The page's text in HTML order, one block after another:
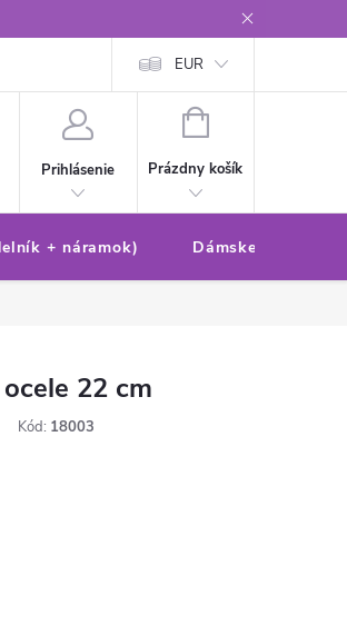
Ochrana osobných údajov
EUR
Prihlásenie
NÁKUPNÝ
Prázdny košík
+ náramok) Dámske sety
22 cm
Kód: 18003